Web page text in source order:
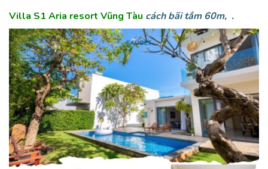
Villa S1 Aria resort Vũng Tàu cách bãi tắm 60m, .